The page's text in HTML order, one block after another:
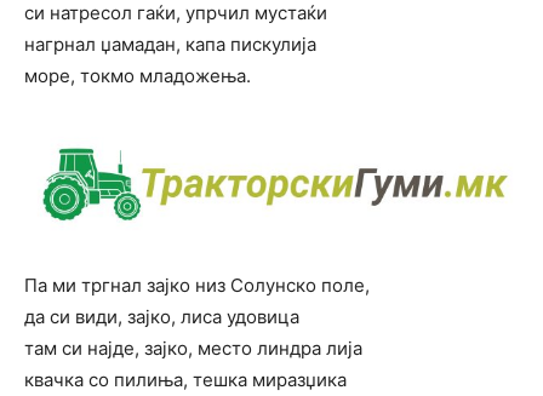
си натресол гаќи, упрчил мустаќи
нагрнал џамадан, капа пискулија
море, токмо младожења.
Па ми тргнал зајко низ Солунско поле,
да си види, зајко, лиса удовица
там си најде, зајко, место линдра лија
квачка со пилиња, тешка миразџика